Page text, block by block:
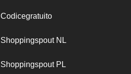
Codicegratuito
Shoppingspout NL
Shoppingspout PL